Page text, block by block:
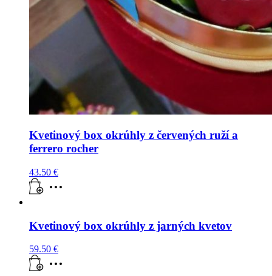
Kvetinový box okrúhly z červených ruží a
ferrero rocher
43.50 €
Kvetinový box okrúhly z jarných kvetov
59.50 €